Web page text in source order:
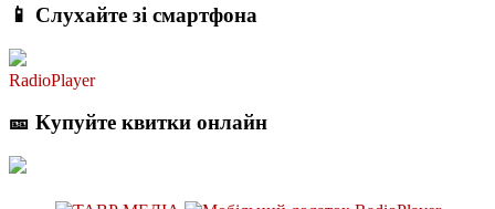
📱 Слухайте зі смартфона
RadioPlayer
🎫 Купуйте квитки онлайн